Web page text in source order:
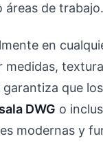
áreas de trabajo.
en
que
DWG o
modernas y